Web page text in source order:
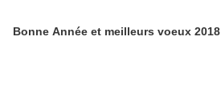
Bonne Année et meilleurs voeux 2018